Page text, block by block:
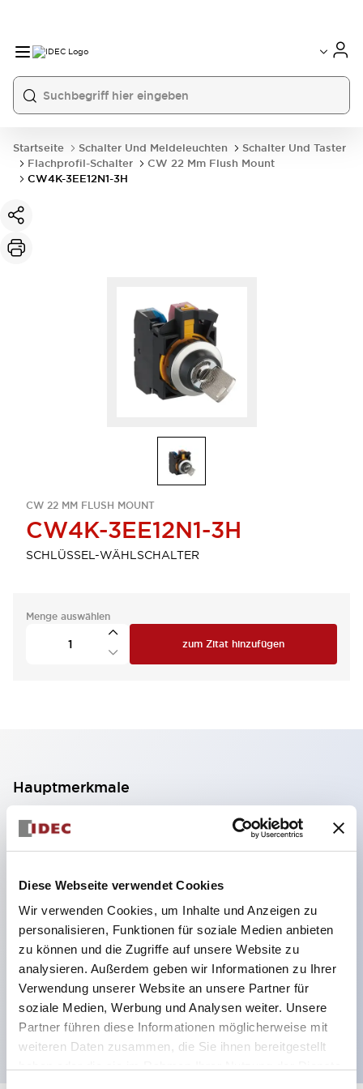
Diese Webseite verwendet Cookies
Wir verwenden Cookies, um Inhalte und Anzeigen zu
personalisieren, Funktionen für soziale Medien anbieten
zu können und die Zugriffe auf unsere Website zu
analysieren. Außerdem geben wir Informationen zu Ihrer
Verwendung unserer Website an unsere Partner für
soziale Medien, Werbung und Analysen weiter. Unsere
Partner führen diese Informationen möglicherweise mit
weiteren Daten zusammen, die Sie ihnen bereitgestellt
Startseite Schalter Und Meldeleuchten
Schalter Und Taster
Flachprofil-Schalter
CW 22 Mm Flush Mount
CW4K-3EE12N1-3H
CW 22 MM FLUSH MOUNT
CW4K-3EE12N1-3H
SCHLÜSSEL-WÄHLSCHALTER
Menge auswählen
zum Zitat hinzufügen
Hauptmerkmale
2-Kontakt-Block mit 2 Stufen, ermöglicht eine 4-
Kontakt-Konfiguration (Gewährleistung der
Isolierung zwischen den 2 Kontakten).
59,9 mm (※ 22-stufiger Kontaktblock).
Platzsparendes Design möglich.
Sicherheitsstruktur der 3. Generation: 2-Aktions-
Freisetzung, integrierter Schutz, IP20-
Fingerschutzstruktur